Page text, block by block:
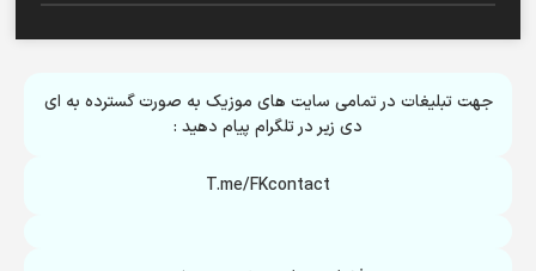
جهت تبلیغات در تمامی سایت های موزیک به صورت گسترده به ای
دی زیر در تلگرام پیام دهید :
T.me/FKcontact